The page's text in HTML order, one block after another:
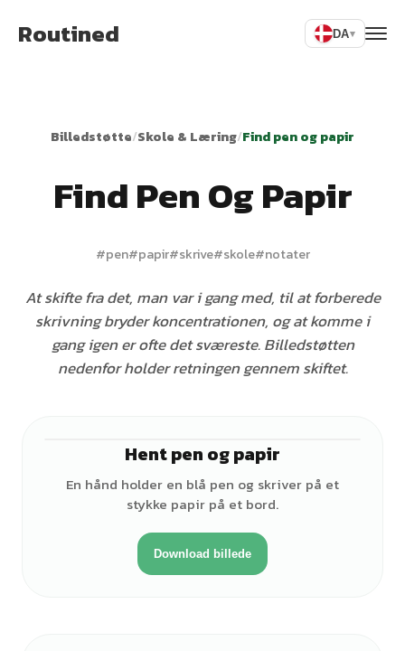
Routined DA▾
Billedstøtte/Skole & Læring/Find pen og papir
Find Pen Og Papir
#pen#papir#skrive#skole#notater
At skifte fra det, man var i gang med, til at forberede
skrivning bryder koncentrationen, og at komme i
gang igen er ofte det sværeste. Billedstøtten
nedenfor holder retningen gennem skiftet.
Hent pen og papir
En hånd holder en blå pen og skriver på et
stykke papir på et bord.
Download billede